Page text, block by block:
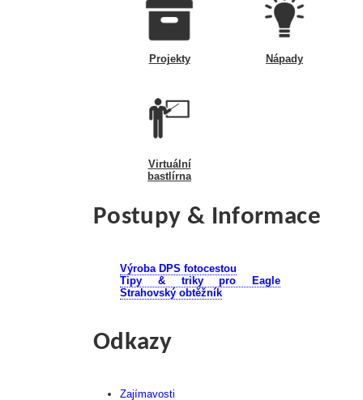
Projekty Nápady
Virtuální
bastlírna
Postupy & Informace
Výroba DPS fotocestou
Tipy & triky pro Eagle
Strahovský obtěžník
Odkazy
Zajímavosti